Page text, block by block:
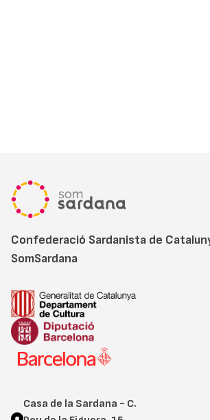
Confederació Sardanista de
SomSardana
Casa de la Sardana - C.